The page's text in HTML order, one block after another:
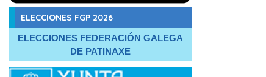
ELECCIONES FGP 2026
ELECCIONES FEDERACIÓN GALEGA
DE PATINAXE